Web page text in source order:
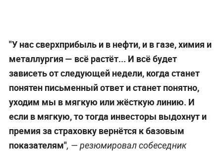
"У нас сверхприбыль и в нефти, и в газе, химия и
металлургия — всё растёт... И всё будет
зависеть от следующей недели, когда станет
понятен письменный ответ и станет понятно,
уходим мы в мягкую или жёсткую линию. И
если в мягкую, то тогда инвесторы выдохнут и
премия за страховку вернётся к базовым
показателям", — резюмировал собеседник